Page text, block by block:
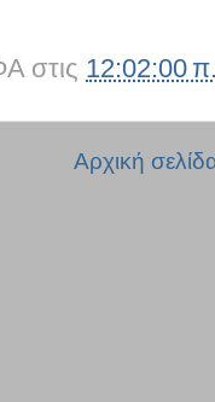
στις 12:02:00
Αρχική